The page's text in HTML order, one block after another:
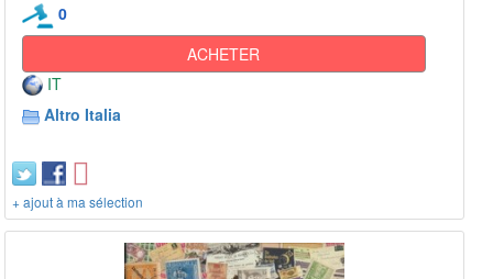
0
ACHETER
IT
Altro Italia
+ ajout à ma sélection